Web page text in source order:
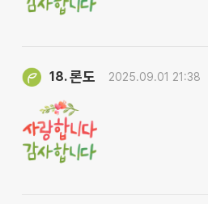
18.론도 2025.09.01 21:38